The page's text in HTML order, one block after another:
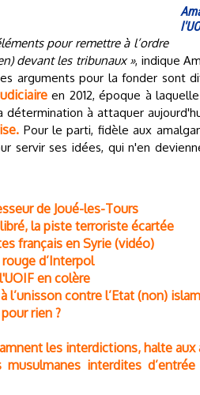
pour remettre à l’ordre
devant les tribunaux », indique
arguments pour la fonder sont
en 2012, époque à
à attaquer
Pour le parti, fidèle aux
servir ses idées, qui n'en
de Joué-les-Tours
la piste terroriste écartée
français en Syrie (vidéo)
d’Interpol
en colère
l’unisson contre l’Etat (non)
rien ?
les interdictions, halte aux
interdites